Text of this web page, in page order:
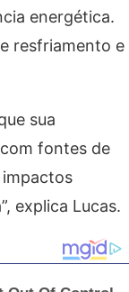
energética.
resfriamento e
sua
fontes de
explica Lucas.